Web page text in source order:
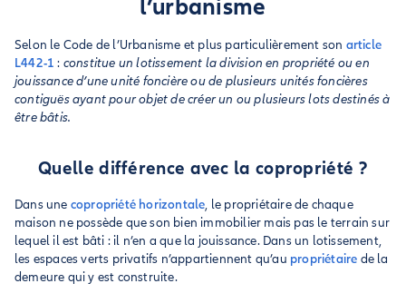
l’urbanisme
Selon le Code de l’Urbanisme et plus particulièrement son article
L442-1 : constitue un lotissement la division en propriété ou en
jouissance d’une unité foncière ou de plusieurs unités foncières
contiguës ayant pour objet de créer un ou plusieurs lots destinés à
être bâtis.
Quelle différence avec la copropriété ?
Dans une copropriété horizontale, le propriétaire de chaque
maison ne possède que son bien immobilier mais pas le terrain sur
lequel il est bâti : il n’en a que la jouissance. Dans un lotissement,
les espaces verts privatifs n’appartiennent qu’au propriétaire de la
demeure qui y est construite.